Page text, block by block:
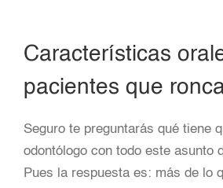
Características
pacientes que
Seguro te preguntarás qué tiene
odontólogo con todo este asunto
Pues la respuesta es: más de lo